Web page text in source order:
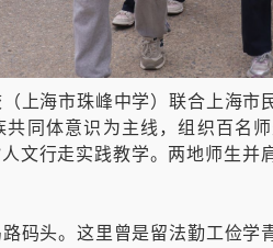
上海市珠峰中学）联合上海
同体意识为主线，组织百名
文行走实践教学。两地师生
码头。这里曾是留法勤工俭